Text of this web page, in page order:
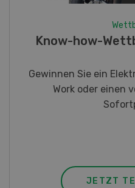
Fotorätsel 07-
Gewinnen Sie eines
Taschenmessern
JETZT